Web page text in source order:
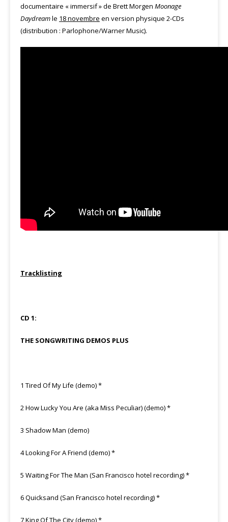
documentaire « immersif » de Brett Morgen Moonage
Daydreamle 18 novembre en version physique 2-CDs
(distribution : Parlophone/Warner Music).
Tracklisting
CD 1:
THE SONGWRITING DEMOS PLUS
1 Tired Of My Life (demo) *
2 How Lucky You Are (aka Miss Peculiar) (demo) *
3 Shadow Man (demo)
4 Looking For A Friend (demo) *
5 Waiting For The Man (San Francisco hotel recording) *
6 Quicksand (San Francisco hotel recording) *
7 King Of The City (demo) *